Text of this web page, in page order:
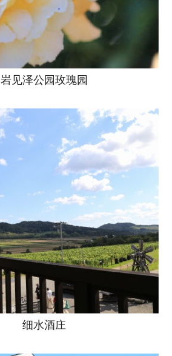
岩见泽公园玫瑰园
细水酒庄